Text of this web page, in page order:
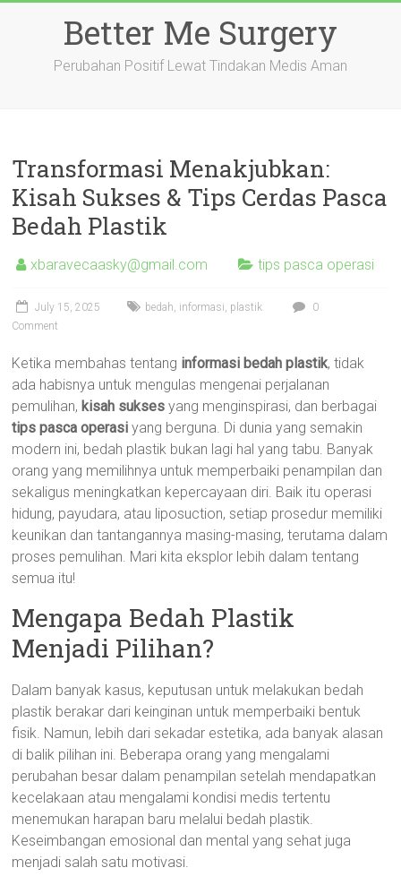
Better Me Surgery
Perubahan Positif Lewat Tindakan Medis Aman
Transformasi Menakjubkan:
Kisah Sukses & Tips Cerdas Pasca
Bedah Plastik
xbaravecaasky@gmail.com tips pasca operasi
July 15, 2025 bedah, informasi, plastik
0
Comment
Ketika membahas tentang informasi bedah plastik, tidak
ada habisnya untuk mengulas mengenai perjalanan
pemulihan, kisah sukses yang menginspirasi, dan berbagai
tips pasca operasi yang berguna. Di dunia yang semakin
modern ini, bedah plastik bukan lagi hal yang tabu. Banyak
orang yang memilihnya untuk memperbaiki penampilan dan
sekaligus meningkatkan kepercayaan diri. Baik itu operasi
hidung, payudara, atau liposuction, setiap prosedur memiliki
keunikan dan tantangannya masing-masing, terutama dalam
proses pemulihan. Mari kita eksplor lebih dalam tentang
semua itu!
Mengapa Bedah Plastik
Menjadi Pilihan?
Dalam banyak kasus, keputusan untuk melakukan bedah
plastik berakar dari keinginan untuk memperbaiki bentuk
fisik. Namun, lebih dari sekadar estetika, ada banyak alasan
di balik pilihan ini. Beberapa orang yang mengalami
perubahan besar dalam penampilan setelah mendapatkan
kecelakaan atau mengalami kondisi medis tertentu
menemukan harapan baru melalui bedah plastik.
Keseimbangan emosional dan mental yang sehat juga
menjadi salah satu motivasi.